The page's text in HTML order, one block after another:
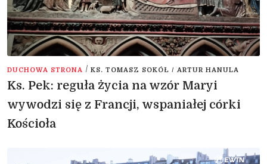
DUCHOWA STRONA / KS. TOMASZ SOKÓŁ / ARTUR HANULA
Ks. Pek: reguła życia na wzór Maryi
wywodzi się z Francji, wspaniałej córki
Kościoła